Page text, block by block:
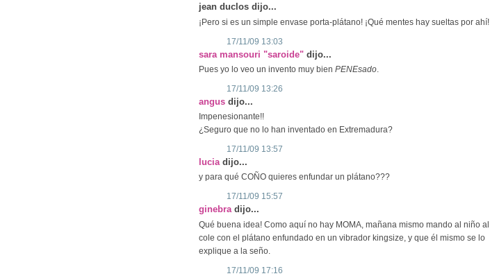
jean duclos dijo...
¡Pero si es un simple envase porta-plátano! ¡Qué mentes hay sueltas por ahí!
17/11/09 13:03
sara mansouri "saroide" dijo...
Pues yo lo veo un invento muy bien PENEsado.
17/11/09 13:26
angus dijo...
Impenesionante!!
¿Seguro que no lo han inventado en Extremadura?
17/11/09 13:57
lucia dijo...
y para qué COÑO quieres enfundar un plátano???
17/11/09 15:57
ginebra dijo...
Qué buena idea! Como aquí no hay MOMA, mañana mismo mando al niño al
cole con el plátano enfundado en un vibrador kingsize, y que él mismo se lo
explique a la seño.
17/11/09 17:16